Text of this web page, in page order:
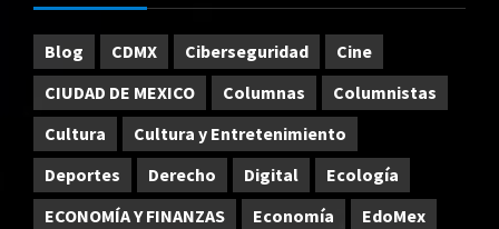
Blog CDMX Ciberseguridad
Cine
CIUDAD DE MEXICO
Columnas
Columnistas
Cultura
Cultura y Entretenimiento
Deportes
Derecho Digital
Ecología
ECONOMÍA Y FINANZAS
Economía
EdoMex